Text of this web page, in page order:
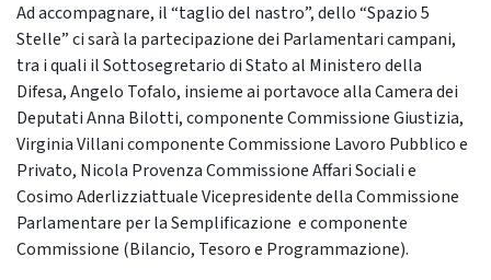
Ad accompagnare, il “taglio del nastro”, dello “Spazio 5
Stelle” ci sarà la partecipazione dei Parlamentari campani,
tra i quali il Sottosegretario di Stato al Ministero della
Difesa, Angelo Tofalo, insieme ai portavoce alla Camera dei
Deputati Anna Bilotti, componente Commissione Giustizia,
Virginia Villani componente Commissione Lavoro Pubblico e
Privato, Nicola Provenza Commissione Affari Sociali e
Cosimo Aderlizziattuale Vicepresidente della Commissione
Parlamentare per la Semplificazione e componente
Commissione (Bilancio, Tesoro e Programmazione).